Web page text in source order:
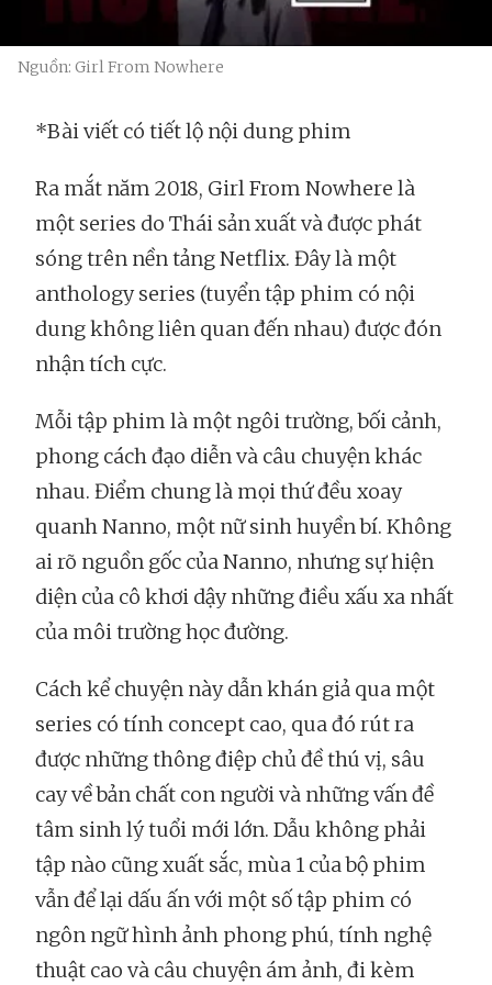
Nguồn: Girl From Nowhere
*Bài viết có tiết lộ nội dung phim
Ra mắt năm 2018, Girl From Nowhere là
một series do Thái sản xuất và được phát
sóng trên nền tảng Netflix. Đây là một
anthology series (tuyển tập phim có nội
dung không liên quan đến nhau) được đón
nhận tích cực.
Mỗi tập phim là một ngôi trường, bối cảnh,
phong cách đạo diễn và câu chuyện khác
nhau. Điểm chung là mọi thứ đều xoay
quanh Nanno, một nữ sinh huyền bí. Không
ai rõ nguồn gốc của Nanno, nhưng sự hiện
diện của cô khơi dậy những điều xấu xa nhất
của môi trường học đường.
Cách kể chuyện này dẫn khán giả qua một
series có tính concept cao, qua đó rút ra
được những thông điệp chủ đề thú vị, sâu
cay về bản chất con người và những vấn đề
tâm sinh lý tuổi mới lớn. Dẫu không phải
tập nào cũng xuất sắc, mùa 1 của bộ phim
vẫn để lại dấu ấn với một số tập phim có
ngôn ngữ hình ảnh phong phú, tính nghệ
thuật cao và câu chuyện ám ảnh, đi kèm